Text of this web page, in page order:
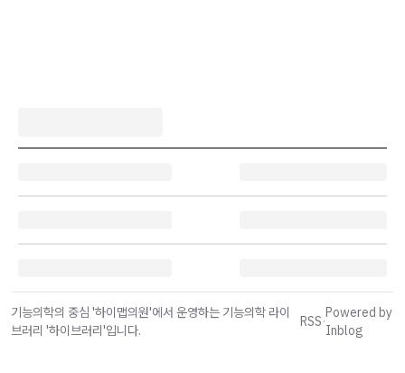
기능의학의 중심 '하이맵의원'에서 운영하는 기능의학 라이
브러리 '하이브러리'입니다.
RSS·
Powered by
Inblog